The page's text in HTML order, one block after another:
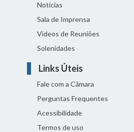
Notícias
Sala de Imprensa
Vídeos de Reuniões
Solenidades
Links Úteis
Fale com a Câmara
Perguntas Frequentes
Acessibilidade
Termos de uso